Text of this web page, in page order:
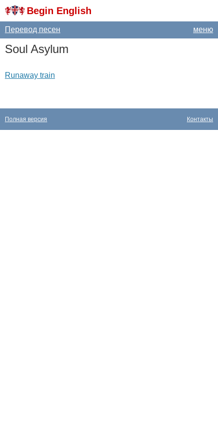
Begin English
меню
Перевод песен
Soul Asylum
Runaway train
Контакты
Полная версия